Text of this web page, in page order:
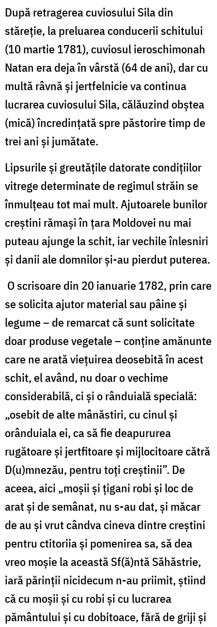
După retragerea cuviosului Sila din
stăreţie, la preluarea conducerii schitului
(10 martie 1781), cuviosul ieroschimonah
Natan era deja în vârstă (64 de ani), dar cu
multă râvnă şi jertfelnicie va continua
lucrarea cuviosului Sila, călăuzind obştea
(mică) încredinţată spre păstorire timp de
trei ani şi jumătate.
Lipsurile şi greutăţile datorate condiţiilor
vitrege determinate de regimul străin se
înmulţeau tot mai mult. Ajutoarele bunilor
creştini rămaşi în ţara Moldovei nu mai
puteau ajunge la schit, iar vechile înlesniri
şi danii ale domnilor şi-au pierdut puterea.
O scrisoare din 20 ianuarie 1782, prin care
se solicita ajutor material sau pâine şi
legume – de remarcat că sunt solicitate
doar produse vegetale – conţine amănunte
care ne arată vieţuirea deosebită în acest
schit, el având, nu doar o vechime
considerabilă, ci şi o rânduială specială:
„osebit de alte mânăstiri, cu cinul şi
orânduiala ei, ca să fie deapururea
rugătoare şi jertfitoare şi mijlocitoare cătră
D(u)mnezău, pentru toţi creştinii”. De
aceea, aici „moşii şi ţigani robi şi loc de
arat şi de semânat, nu s-au dat, şi măcar
de au şi vrut cândva cineva dintre creştini
pentru ctitoriia şi pomenirea sa, să dea
vreo moşie la această Sf(ă)ntă Săhăstrie,
iară părinţii nicidecum n-au priimit, ştiind
că cu moşii şi cu robi şi cu lucrarea
pământului şi cu dobitoace, fără de griji şi